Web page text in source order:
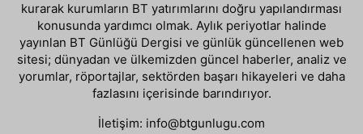
kurarak kurumların BT yatırımlarını doğru yapılandırması
konusunda yardımcı olmak. Aylık periyotlar halinde
yayınlan BT Günlüğü Dergisi ve günlük güncellenen web
sitesi; dünyadan ve ülkemizden güncel haberler, analiz ve
yorumlar, röportajlar, sektörden başarı hikayeleri ve daha
fazlasını içerisinde barındırıyor.
İletişim: info@btgunlugu.com